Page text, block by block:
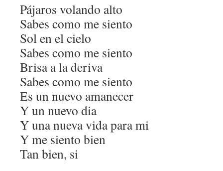
Pájaros volando alto
Sabes como me siento
Sol en el cielo
Sabes como me siento
Brisa a la deriva
Sabes como me siento
Es un nuevo amanecer
Y un nuevo dia
Y una nueva vida para mi
Y me siento bien
Tan bien, si